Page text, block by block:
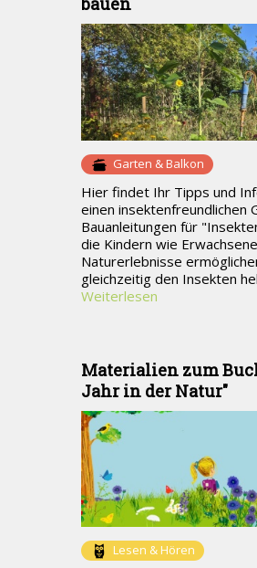
Garten & Balkon
Hier findet Ihr Tipps und
einen insektenfreundlichen
Bauanleitungen für
die Kindern wie
Naturerlebnisse
gleichzeitig den Insekten
Weiterlesen
Materialien zum
Jahr in der Natur"
Lesen & Hören